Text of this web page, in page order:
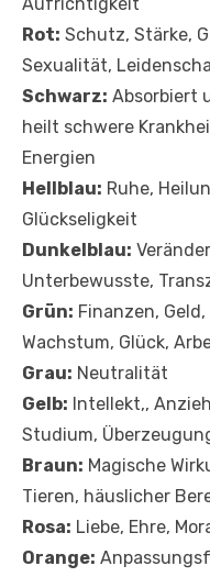
Rot: Schutz, Stärke,
Sexualität,
Schwarz: Absorbiert
heilt schwere
Energien
Hellblau: Ruhe,
Glückseligkeit
Dunkelblau:
Unterbewusste,
Grün: Finanzen,
Wachstum, Glück,
Grau: Neutralität
Gelb: Intellekt,,
Studium,
Braun: Magische
Tieren, häuslicher
Rosa: Liebe, Ehre,
Orange: